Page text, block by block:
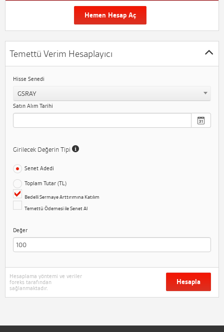
Hemen Hesap Aç
Temettü Verim Hesaplayıcı
Hisse Senedi
GSRAY
Satın Alım Tarihi
Girilecek Değerin Tipi
Senet Adedi
Toplam Tutar (TL)
Bedelli Sermaye Arttırımına Katılım
Temettü Ödemesi ile Senet Al
Değer
Hesaplama yöntemi ve veriler
foreks tarafından
sağlanmaktadır.
Hesapla